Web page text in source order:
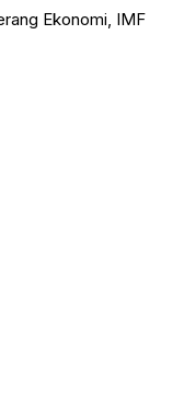
Ekonomi, IMF